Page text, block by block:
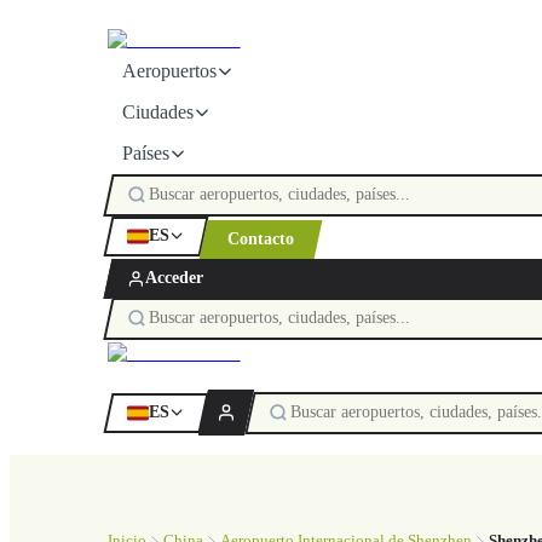
Aeropuertos
Ciudades
Países
ES Contacto
Acceder
ES